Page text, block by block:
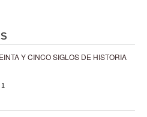
Y CINCO SIGLOS DE HISTORIA
1